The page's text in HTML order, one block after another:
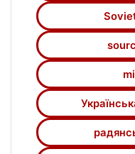
проаналізовано
особливості
історіографії